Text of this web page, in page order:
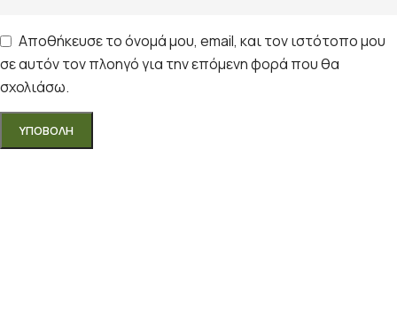
Αποθήκευσε το όνομά μου, email, και τον ιστότοπο μου
σε αυτόν τον πλοηγό για την επόμενη φορά που θα
σχολιάσω.